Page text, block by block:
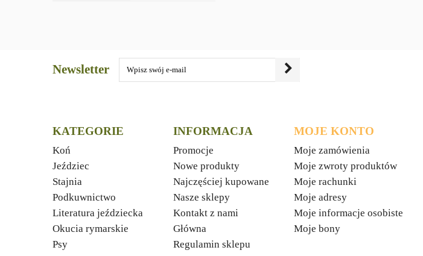
Newsletter
KATEGORIE
Koń
Jeździec
Stajnia
Podkuwnictwo
Literatura jeździecka
Okucia rymarskie
Psy
INFORMACJA
Promocje
Nowe produkty
Najczęściej kupowane
Nasze sklepy
Kontakt z nami
Główna
Regulamin sklepu
MOJE KONTO
Moje zamówienia
Moje zwroty produktów
Moje rachunki
Moje adresy
Moje informacje osobiste
Moje bony